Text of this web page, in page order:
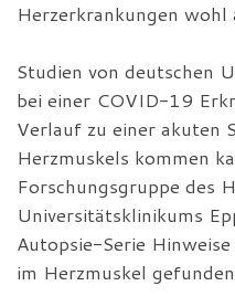
Herzerkrankungen
Studien von deutschen
bei einer COVID-19
Verlauf zu einer akuten
Herzmuskels kommen
Forschungsgruppe des
Universitätsklinikums
Autopsie-Serie
im Herzmuskel